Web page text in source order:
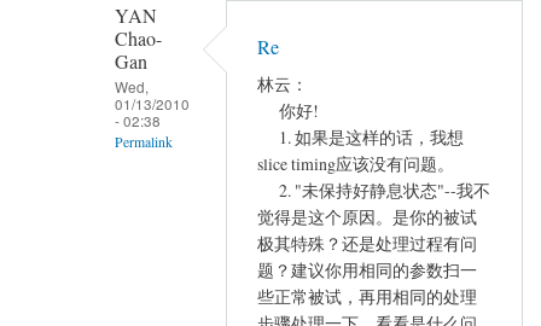
YAN
Chao-
Gan
Wed,
01/13/2010
- 02:38
Permalink
Re
林云：
你好!
1. 如果是这样的话，我想
slice timing应该没有问题。
2. "未保持好静息状态"--我不
觉得是这个原因。是你的被试
极其特殊？还是处理过程有问
题？建议你用相同的参数扫一
些正常被试，再用相同的处理